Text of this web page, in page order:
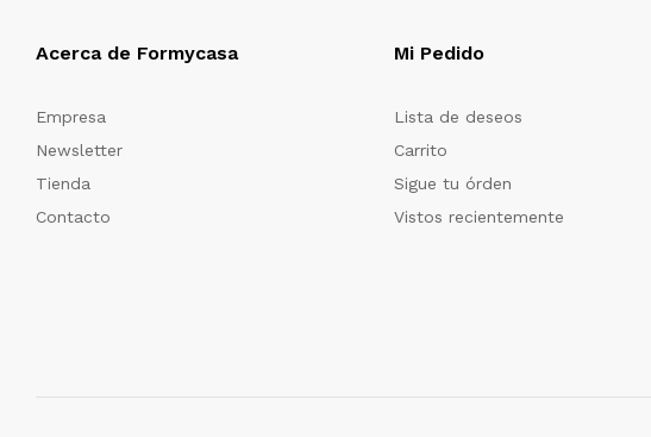
Acerca de Formycasa
Empresa
Newsletter
Tienda
Contacto
Mi Pedido
Lista de deseos
Carrito
Sigue tu órden
Vistos recientemente